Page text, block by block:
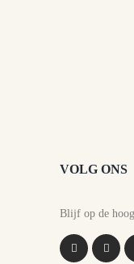
VOLG ONS
Blijf op de